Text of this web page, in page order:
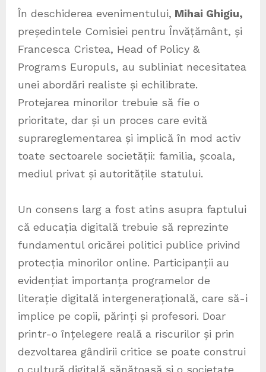
În deschiderea evenimentului, Mihai Ghigiu,
președintele Comisiei pentru Învățământ, și
Francesca Cristea, Head of Policy &
Programs Europuls, au subliniat necesitatea
unei abordări realiste și echilibrate.
Protejarea minorilor trebuie să fie o
prioritate, dar și un proces care evită
suprareglementarea și implică în mod activ
toate sectoarele societății: familia, școala,
mediul privat și autoritățile statului.
Un consens larg a fost atins asupra faptului
că educația digitală trebuie să reprezinte
fundamentul oricărei politici publice privind
protecția minorilor online. Participanții au
evidențiat importanța programelor de
literație digitală intergenerațională, care să-i
implice pe copii, părinți și profesori. Doar
printr-o înțelegere reală a riscurilor și prin
dezvoltarea gândirii critice se poate construi
o cultură digitală sănătoasă și o societate